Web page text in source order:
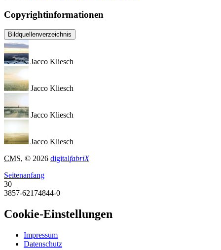
Copyrightinformationen
Bildquellenverzeichnis
Jacco Kliesch
Jacco Kliesch
Jacco Kliesch
Jacco Kliesch
CMS, © 2026 digitalfabriX
Seitenanfang
30
3857-62174844-0
Cookie-Einstellungen
Impressum
Datenschutz